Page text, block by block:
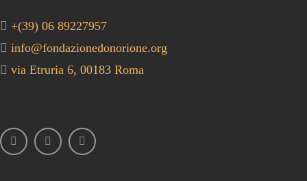
+(39) 06 89227957
info@fondazionedonorione.org
via Etruria 6, 00183 Roma